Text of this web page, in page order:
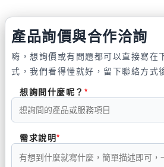
產品詢價與合作洽詢
嗨，想詢價或有問題都可以直接寫在
式，我們看得懂就好，留下聯絡方式
想詢問什麼呢？
需求說明